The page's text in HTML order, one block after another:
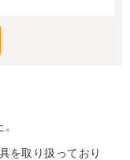
を取り扱っており